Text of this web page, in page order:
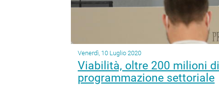
Venerdì, 10 Luglio 2020
Viabilità, oltre 200 milioni
programmazione settoriale